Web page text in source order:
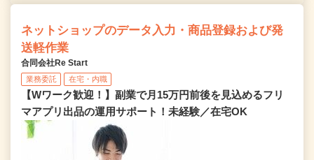
ネットショップのデータ入力・商品登録および発
送軽作業
合同会社Re Start
業務委託 在宅・内職
【Wワーク歓迎！】副業で月15万円前後を見込めるフリ
マアプリ出品の運用サポート！未経験／在宅OK